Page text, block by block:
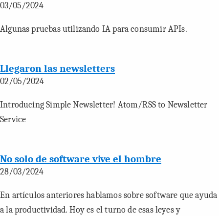
03/05/2024
Algunas pruebas utilizando IA para consumir APIs.
Llegaron las newsletters
02/05/2024
Introducing Simple Newsletter! Atom/RSS to Newsletter
Service
No solo de software vive el hombre
28/03/2024
En artículos anteriores hablamos sobre software que ayuda
a la productividad. Hoy es el turno de esas leyes y